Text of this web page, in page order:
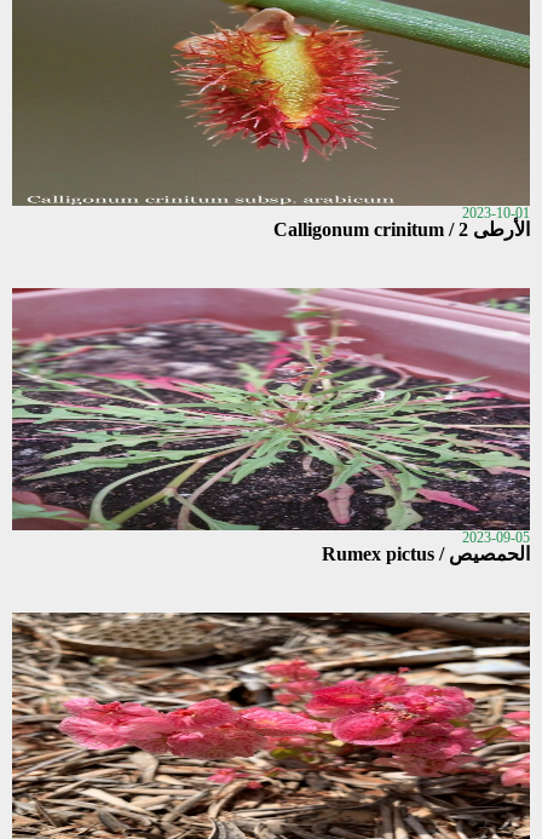
2023-10-01
الأرطى 2 / Calligonum crinitum
2023-09-05
الحمصيص / Rumex pictus